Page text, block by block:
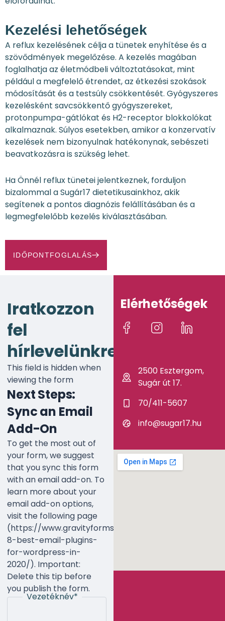
Kezelési lehetőségek
A reflux kezelésének célja a tünetek enyhítése és a
szövődmények megelőzése. A kezelés magában
foglalhatja az életmódbeli változtatásokat, mint
például a megfelelő étrendet, az étkezési szokások
módosítását és a testsúly csökkentését. Gyógyszeres
kezelésként savcsökkentő gyógyszereket,
protonpumpa-gátlókat és H2-receptor blokkolókat
alkalmaznak. Súlyos esetekben, amikor a konzervatív
kezelések nem bizonyulnak hatékonynak, sebészeti
beavatkozásra is szükség lehet.
Ha Önnél reflux tünetei jelentkeznek, forduljon
bizalommal a Sugár17 dietetikusainkhoz, akik
segítenek a pontos diagnózis felállításában és a
legmegfelelőbb kezelés kiválasztásában.
IDŐPONTFOGLALÁS
Iratkozzon
fel
hírlevelünkre!
This field is hidden when
viewing the form
Next Steps:
Sync an Email
Add-On
To get the most out of
your form, we suggest
that you sync this form
with an email add-on. To
learn more about your
email add-on options,
visit the following page
(https://www.gravityforms.com/the-
8-best-email-plugins-
for-wordpress-in-
2020/). Important:
Delete this tip before
you publish the form.
Vezetéknév*
Elérhetőségek
2500 Esztergom,
Sugár út 17.
70/411-5607
info@sugar17.hu